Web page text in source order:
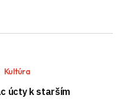
Kultúra
úcty k starším